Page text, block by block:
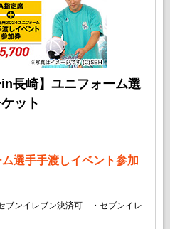
in長崎】ユニフォーム選
ット
選手手渡しイベント参加
ブンイレブン決済可 ・セブンイレ